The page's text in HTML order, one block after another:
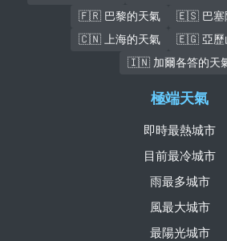
🇫🇷 巴黎的天氣
🇪🇸 巴塞
🇨🇳 上海的天氣
🇪🇬 亞歷
🇮🇳 加爾各答的天
極端天氣
即時最熱城市
目前最冷城市
雨最多城市
風最大城市
最陽光城市